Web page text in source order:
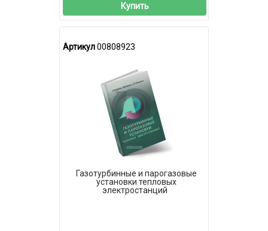
Купить
Артикул00808923
Газотурбинные и парогазовые
установки тепловых
электростанций